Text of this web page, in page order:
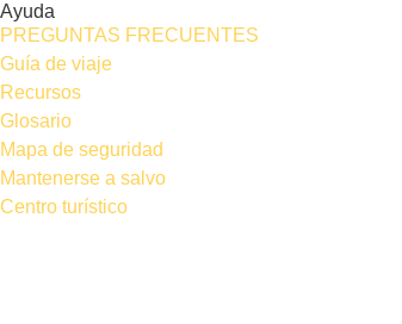
Ayuda
PREGUNTAS FRECUENTES
Guía de viaje
Recursos
Glosario
Mapa de seguridad
Mantenerse a salvo
Centro turístico